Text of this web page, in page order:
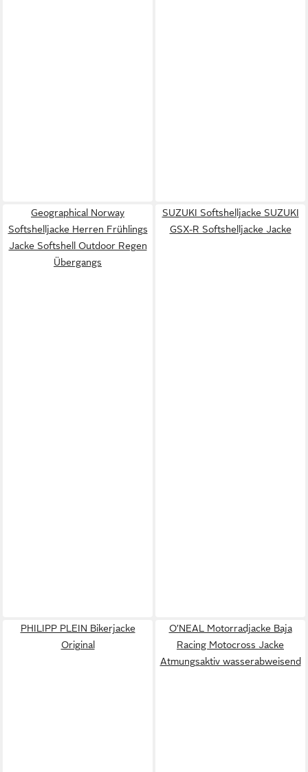
Geographical Norway
Softshelljacke Herren Frühlings
Jacke Softshell Outdoor Regen
Übergangs
SUZUKI Softshelljacke SUZUKI
GSX-R Softshelljacke Jacke
PHILIPP PLEIN Bikerjacke
Original
O’NEAL Motorradjacke Baja
Racing Motocross Jacke
Atmungsaktiv wasserabweisend